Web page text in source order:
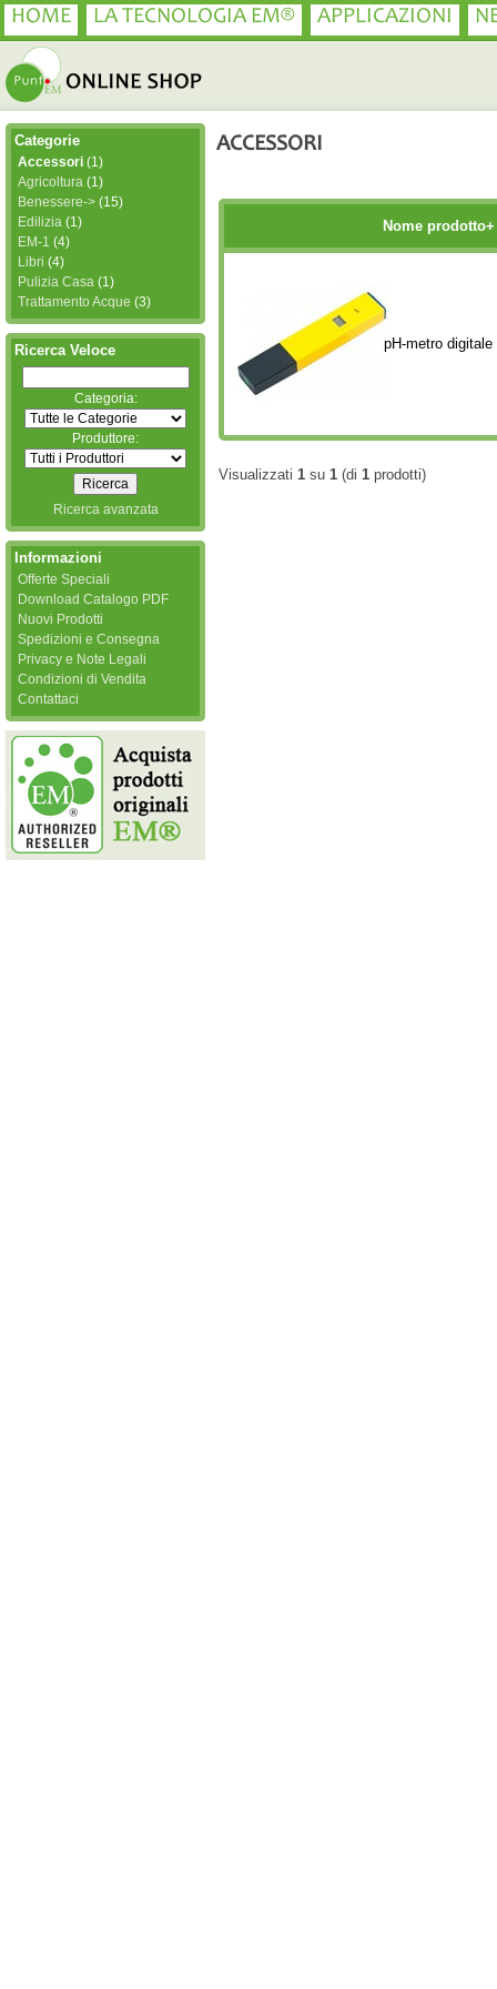
HOME LA TECNOLOGIA EM® APPLICAZIONI
ACCESSORI
Nome prodotto+
pH-metro digitale
Visualizzati 1 su 1 (di 1 prodotti)
Categorie
Accessori (1)
Agricoltura (1)
Benessere-> (15)
Edilizia (1)
EM-1 (4)
Libri (4)
Pulizia Casa (1)
Trattamento Acque (3)
Ricerca Veloce
Categoria:
Produttore:
Ricerca avanzata
Informazioni
Offerte Speciali
Download Catalogo PDF
Nuovi Prodotti
Spedizioni e Consegna
Privacy e Note Legali
Condizioni di Vendita
Contattaci